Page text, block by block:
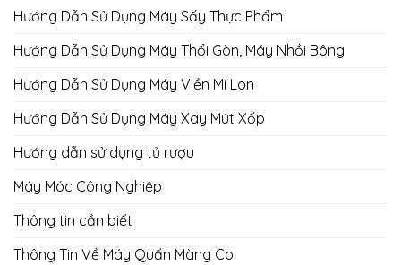
Hướng Dẫn Sử Dụng Máy Sấy Thực Phẩm
Hướng Dẫn Sử Dụng Máy Thổi Gòn, Máy Nhồi Bông
Hướng Dẫn Sử Dụng Máy Viền Mí Lon
Hướng Dẫn Sử Dụng Máy Xay Mút Xốp
Hướng dẫn sử dụng tủ rượu
Máy Móc Công Nghiệp
Thông tin cần biết
Thông Tin Về Máy Quấn Màng Co